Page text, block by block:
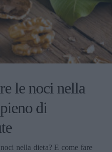
le noci nella
di
nella dieta? E come fare